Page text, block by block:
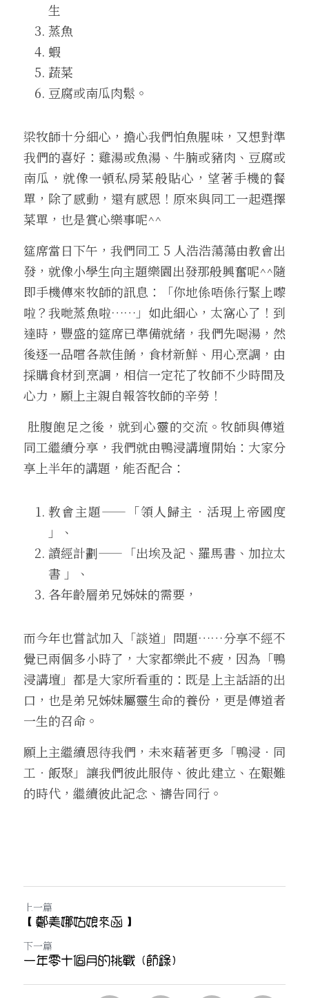
生
蒸魚
蝦
蔬菜
豆腐或南瓜肉鬆。
梁牧師十分細心，擔心我們怕魚腥味，又想對準
我們的喜好：雞湯或魚湯、牛腩或豬肉、豆腐或
南瓜，就像一頓私房菜般貼心，望著手機的餐
單，除了感動，還有感恩！原來與同工一起選擇
菜單，也是賞心樂事呢^^
筵席當日下午，我們同工 5 人浩浩蕩蕩由教會出
發，就像小學生向主題樂園出發那般興奮呢^^隨
即手機傳來牧師的訊息：「你地係唔係行緊上嚟
啦？我哋蒸魚啦……」如此細心，太窩心了！到
達時，豐盛的筵席已準備就緒，我們先喝湯，然
後逐一品嚐各款佳餚，食材新鮮、用心烹調，由
採購食材到烹調，相信一定花了牧師不少時間及
心力，願上主親自報答牧師的辛勞！
同工繼續分享，我們就由鴨浸講壇開始：大家分
享上半年的講題，能否配合：
教會主題——「領人歸主．活現上帝國度
」、
讀經計劃——「出埃及記、羅馬書、加拉太
書 」、
各年齡層弟兄姊妹的需要，
而今年也嘗試加入「談道」問題……分享不經不
覺已兩個多小時了，大家都樂此不疲，因為「鴨
浸講壇」都是大家所看重的：既是上主話語的出
口，也是弟兄姊妹屬靈生命的養份，更是傳道者
一生的召命。
願上主繼續恩待我們，未來藉著更多「鴨浸．同
工．飯聚」讓我們彼此服侍、彼此建立、在艱難
的時代，繼續彼此記念、禱告同行。
上一篇
【鄭美娜姑娘來函】
下一篇
一年零十個月的挑戰 (節錄)